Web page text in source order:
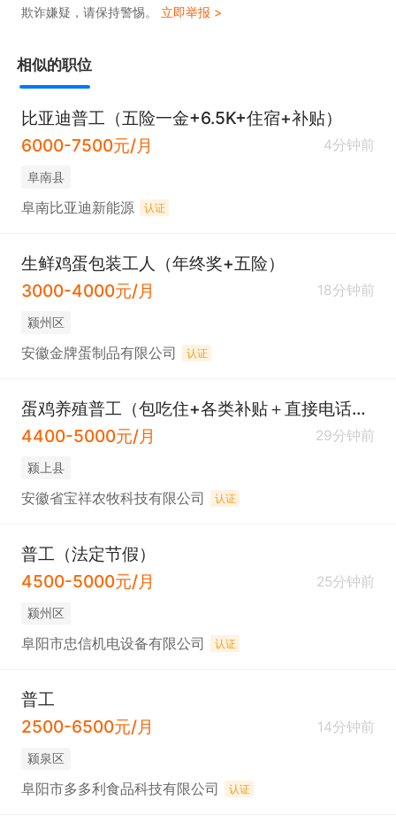
欺诈嫌疑，请保持警惕。 立即举报 >
相似的职位
比亚迪普工（五险一金+6.5K+住宿+补贴）
6000-7500元/月
4分钟前
阜南县
阜南比亚迪新能源 认证
生鲜鸡蛋包装工人（年终奖+五险）
3000-4000元/月
18分钟前
颍州区
安徽金牌蛋制品有限公司 认证
蛋鸡养殖普工（包吃住+各类补贴＋直接电话联系）
4400-5000元/月
29分钟前
颍上县
安徽省宝祥农牧科技有限公司 认证
普工（法定节假）
4500-5000元/月
25分钟前
颍州区
阜阳市忠信机电设备有限公司 认证
普工
2500-6500元/月
14分钟前
颍泉区
阜阳市多多利食品科技有限公司 认证